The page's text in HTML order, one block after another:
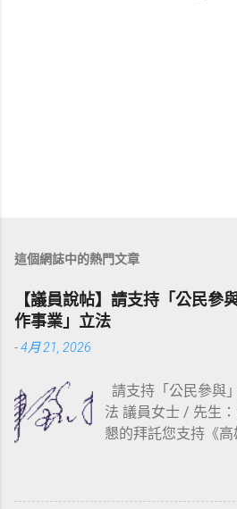
這個網誌中的熱門文章
【議員說帖】請支持「公民參
作事業」立法
-4月 21, 2026
請支持「公民參與
法 議員女士 / 先生
懇的拜託您支持《高
https://reurl.cc/
展合作事業自治條